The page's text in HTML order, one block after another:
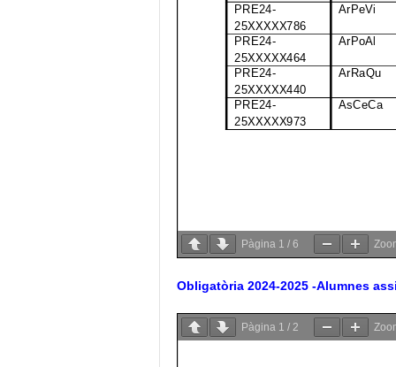
Pàgina 1 / 6
Obligatòria 2024-2025 -Alumnes
Pàgina 1 / 2